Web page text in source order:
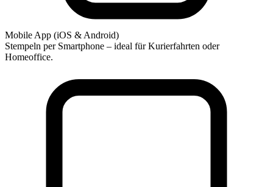
Mobile App (iOS & Android)
Stempeln per Smartphone – ideal für Kurierfahrten oder
Homeoffice.